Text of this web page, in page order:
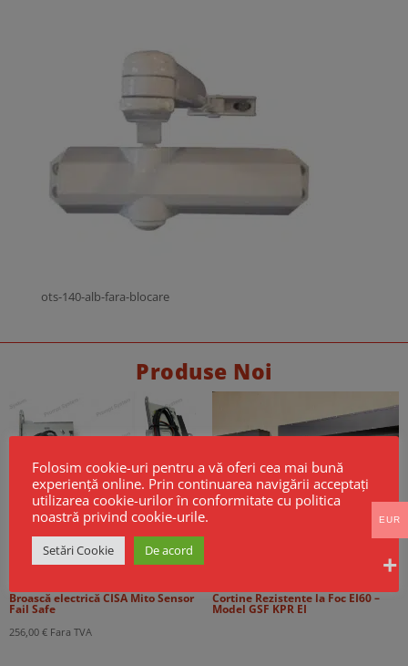
ots-140-alb-fara-blocare
Produse Noi
Broască electrică CISA Mito Sensor
Fail Safe
256,00 € Fara TVA
Cortine Rezistente la Foc EI60 –
Model GSF KPR EI
Folosim cookie-uri pentru a vă oferi cea mai bună
experiență online. Prin continuarea navigării acceptați
utilizarea cookie-urilor în conformitate cu politica
noastră privind cookie-urile.
Setări Cookie De acord
EUR